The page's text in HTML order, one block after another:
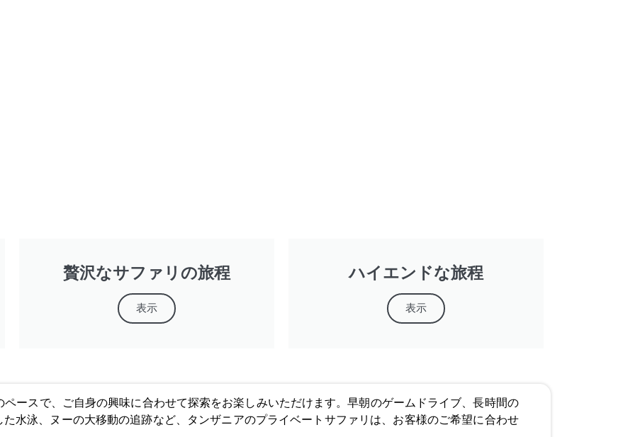
贅沢なサファリの旅程
表示
ハイエンドな旅程
表示
ペースで、ご自身の興味に合わせて探索をお楽しみいただけます。早朝のゲームドライブ、長時間の
水泳、ヌーの大移動の追跡など、タンザニアのプライベートサファリは、お客様のご希望に合わせ